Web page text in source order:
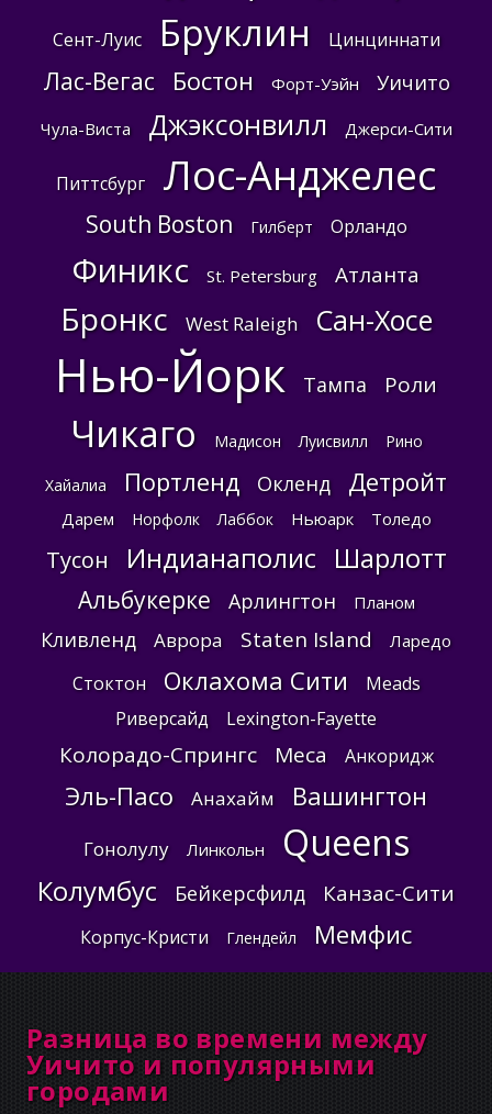
Сент-Луис Бруклин Цинциннати
Лас-Вегас Бостон Форт-Уэйн Уичито
Чула-Виста Джэксонвилл Джерси-Сити
Питтсбург Лос-Анджелес
South Boston Гилберт Орландо
Финикс St. Petersburg Атланта
Бронкс West Raleigh Сан-Хосе
Нью-Йорк Тампа Роли
Чикаго Мадисон Луисвилл Рино
Хайалиа Портленд Окленд Детройт
Дарем Норфолк Лаббок Ньюарк Толедо
Тусон Индианаполис Шарлотт
Альбукерке Арлингтон Планом
Кливленд Аврора Staten Island Ларедо
Стоктон Оклахома Сити
Meads
Риверсайд
Lexington-Fayette
Колорадо-Спрингс Меса Анкоридж
Эль-Пасо Анахайм Вашингтон
Гонолулу Линкольн Queens
Колумбус Бейкерсфилд Канзас-Сити
Корпус-Кристи Глендейл Мемфис
Разница во времени между
Уичито и популярными
городами